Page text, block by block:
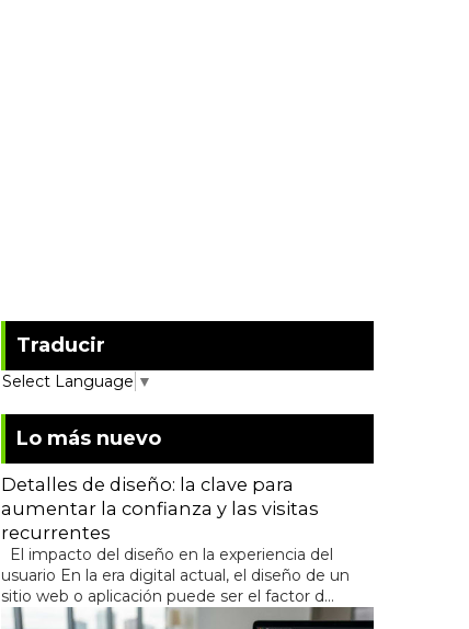
Traducir
Select Language ▼
Lo más nuevo
Detalles de diseño: la clave para
aumentar la confianza y las visitas
recurrentes
El impacto del diseño en la experiencia del
usuario En la era digital actual, el diseño de un
sitio web o aplicación puede ser el factor d...